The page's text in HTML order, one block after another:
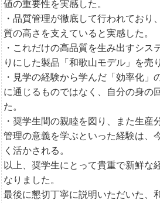
値の重要性を実感した。
・品質管理が徹底して行われてお
質の高さを支えていると実感した。
・これだけの高品質を生み出すシ
りにした製品「和歌山モデル」を売
・見学の経験から学んだ「効率化
に通じるものではなく、自分の身の
た。
・奨学生間の親睦を図り、また生
管理の意義を学ぶといった経験は、
く活かされる。
以上、奨学生にとって貴重で新鮮な
なりました。
最後に懇切丁寧に説明いただいた、